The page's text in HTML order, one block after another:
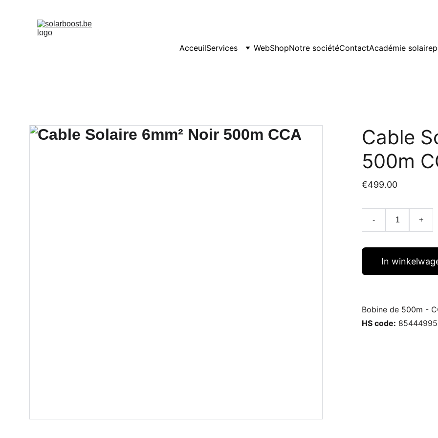
AcceuilServices WebShopNotre sociétéContactAcadémie solaire
Cable
500m
€499.00
- +
In
Bobine de 500m -
HS code: 85444995